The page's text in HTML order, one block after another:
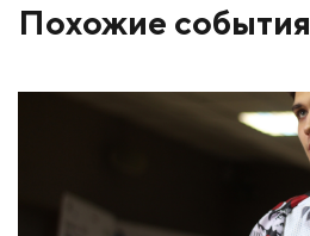
Похожие события